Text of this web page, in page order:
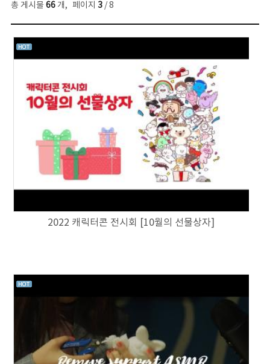
총 게시물 66개, 페이지 3/ 8
2022 캐릭터콘 전시회 [10월의 선물상자]